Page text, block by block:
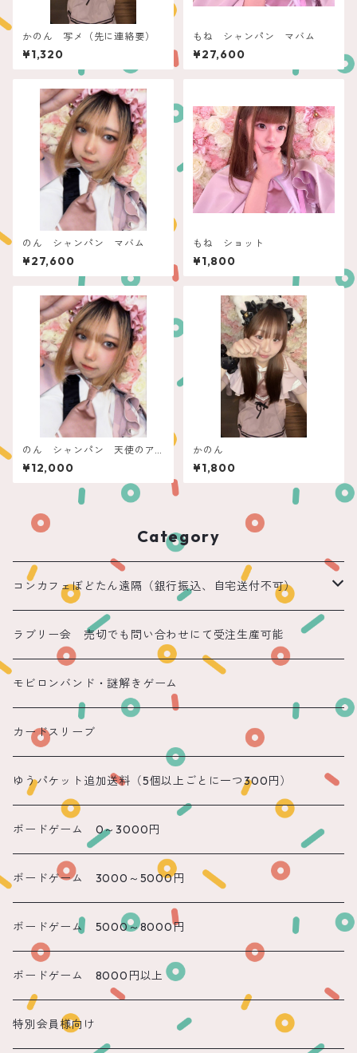
かのん 写メ（先に連絡要）
¥1,320
もね シャンパン マバム
¥27,600
のん シャンパン マバム
¥27,600
もね ショット
¥1,800
のん シャンパン 天使のア
スティ
¥12,000
かのん
¥1,800
Category
コンカフェぼどたん遠隔（銀行振込、自宅送付不可）
遠隔 ちほまる
遠隔 ねこ
遠隔 あまね
遠隔 りん
遠隔 のん
遠隔 かのん
遠隔 もね
ラブリー会 売切でも問い合わせにて受注生産可能
モビロンバンド・謎解きゲーム
カードスリーブ
ゆうパケット追加送料（5個以上ごとに一つ300円）
ボードゲーム 0～3000円
ボードゲーム 3000～5000円
ボードゲーム 5000～8000円
ボードゲーム 8000円以上
特別会員様向け